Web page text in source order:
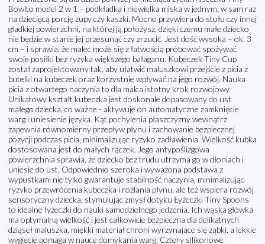
Bowlto model 2 w 1 – podkładka i niewielka miska w jednym, w sam raz
na dziecięcą porcję zupy czy kaszki. Mocno przywiera do stołu czy innej
gładkiej powierzchni, na której ją położysz, dzięki czemu małe dziecko
nie będzie w stanie jej przesunąć czy zrzucić. Jest dość wysoka – ok. 3
cm – i sprawia, że malec może się z łatwością próbować spożywać
swoje posiłki bez ryzyka większego bałaganu. Kubeczek Tiny Cup
został zaprojektowany tak, aby ułatwić maluszkowi przejście z picia z
butelki na kubeczek oraz korzystnie wpływać na jego rozwój. Nauka
picia z otwartego naczynia to dla malca istotny krok rozwojowy.
Unikatowy kształt kubeczka jest doskonale dopasowany do ust
małego dziecka, co ważne - aktywuje on automatyczne zamknięcie
warg i uniesienie języka. Kąt pochylenia płaszczyzny wewnątrz
zapewnia równomierny przepływ płynu i zachowanie bezpiecznej
pozycji podczas picia, minimalizując ryzyko zadławienia. Wielkość kubka
dostosowana jest do małych rączek. Jego antypoślizgowa
powierzchnia sprawia, że dziecko bez trudu utrzyma go w dłoniach i
uniesie do ust. Odpowiednio szeroka i wyważona podstawa z
wypustkami nie tylko gwarantuje stabilność naczynia, minimalizując
ryzyko przewrócenia kubeczka i rozlania płynu, ale też wspiera rozwój
sensoryczny dziecka, stymulując zmysł dotyku Łyżeczki Tiny Spoons
to idealne łyżeczki do nauki samodzielnego jedzenia. Ich wąska główka
ma optymalną wielkość i jest całkowicie bezpieczna dla delikatnych
dziąseł maluszka, miękki materiał chroni wyrzynające się ząbki, a lekkie
wygięcie pomaga w nauce domykania warg. Cztery silikonowe